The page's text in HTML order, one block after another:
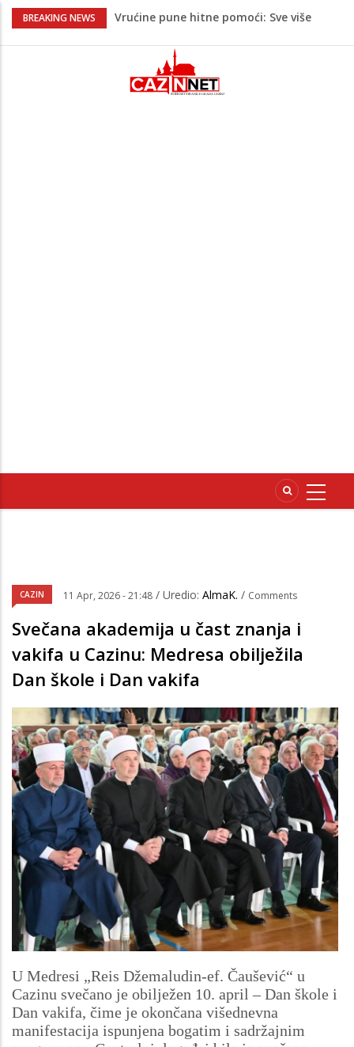
BREAKING NEWS
Vrućine pune hitne pomoći: Sve više
Šta je Vučić prešutio Zelenskom?
Putinovo ime nije smio da izgovori
CAZIN 11 Apr, 2026 - 21:48 / Uredio: AlmaK. / Comments
Svečana akademija u čast znanja i
vakifa u Cazinu: Medresa obilježila
Dan škole i Dan vakifa
U Medresi „Reis Džemaludin-ef. Čaušević“ u
Cazinu svečano je obilježen 10. april – Dan škole i
Dan vakifa, čime je okončana višednevna
manifestacija ispunjena bogatim i sadržajnim